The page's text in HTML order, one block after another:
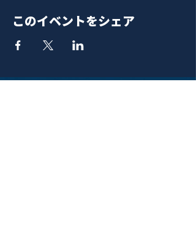
このイベントをシェア